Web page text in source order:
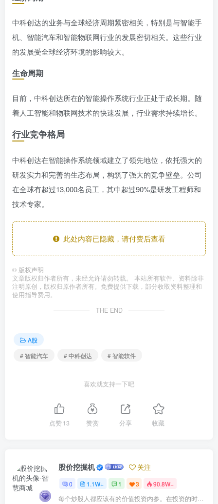
中科创达的业务与全球经济周期紧密相关，特别是与智能手
机、智能汽车和智能物联网行业的发展密切相关。这些行业
的发展受全球经济环境的影响较大。
生命周期
目前，中科创达所在的智能操作系统行业正处于成长期。随
着人工智能和物联网技术的快速发展，行业需求持续增长。
行业竞争格局
中科创达在智能操作系统领域建立了领先地位，依托强大的
研发实力和完善的生态布局，构筑了强大的竞争壁垒。公司
在全球有超过13,000名员工，其中超过90%是研发工程师和
技术专家。
此处内容已隐藏，请付费后查看
© 版权声明
文章版权归作者所有，未经允许请勿转载。 本站所有软件、资料除非
注明原创，版权归原作者所有。免费提供下载，部分收取资料整理和
使用指导费用。
THE END
A股
# 智能汽车
# 中科创达 # 智能软件
喜欢就支持一下吧
点赞13 赞赏 分享 收藏
股价挖掘机 关注
0 1.1W+ 1 3 90.8W+
每个炒股人都应该有的价值投资内参。在投资的时候，我们把自己看成是企业分析师——而不是市场分析师，也不是宏观经济分析师，更不是证券分析师。